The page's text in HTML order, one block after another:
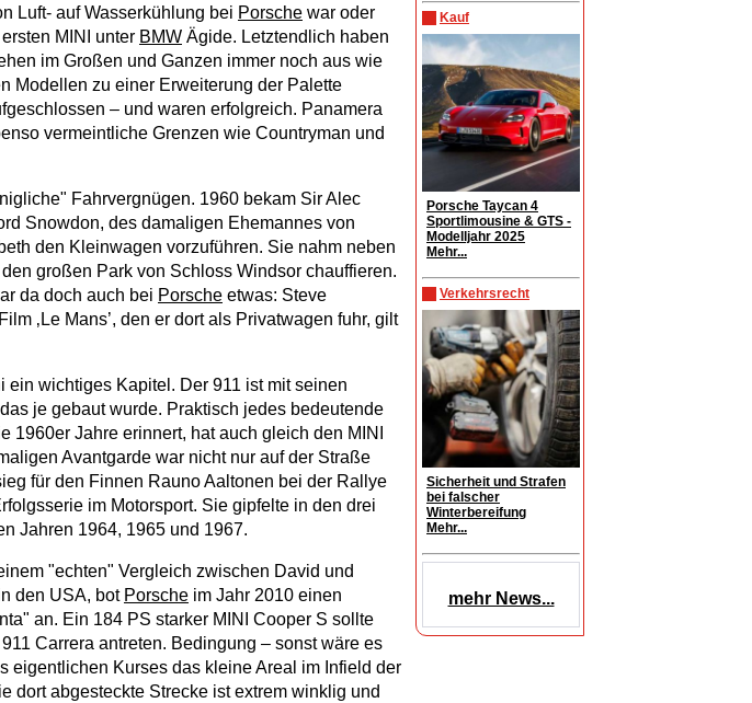
Kauf
Porsche Taycan 4
Sportlimousine & GTS -
Modelljahr 2025
Mehr...
Verkehrsrecht
Sicherheit und Strafen
bei falscher
Winterbereifung
Mehr...
mehr News...
Luft- auf Wasserkühlung bei Porsche war oder
MINI unter BMW Ägide. Letztendlich haben
im Großen und Ganzen immer noch aus wie
Modellen zu einer Erweiterung der Palette
– und waren erfolgreich. Panamera
vermeintliche Grenzen wie Countryman und
Fahrvergnügen. 1960 bekam Sir Alec
Snowdon, des damaligen Ehemannes von
den Kleinwagen vorzuführen. Sie nahm neben
großen Park von Schloss Windsor chauffieren.
da doch auch bei Porsche etwas: Steve
‚Le Mans’, den er dort als Privatwagen fuhr, gilt
ein wichtiges Kapitel. Der 911 ist mit seinen
je gebaut wurde. Praktisch jedes bedeutende
Jahre erinnert, hat auch gleich den MINI
Avantgarde war nicht nur auf der Straße
für den Finnen Rauno Aaltonen bei der Rallye
im Motorsport. Sie gipfelte in den drei
Jahren 1964, 1965 und 1967.
"echten" Vergleich zwischen David und
den USA, bot Porsche im Jahr 2010 einen
an. Ein 184 PS starker MINI Cooper S sollte
911 Carrera antreten. Bedingung – sonst wäre es
eigentlichen Kurses das kleine Areal im Infield der
dort abgesteckte Strecke ist extrem winklig und